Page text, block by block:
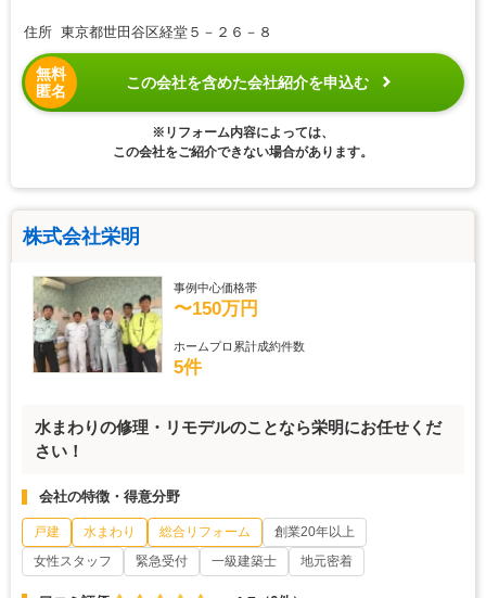
住所 東京都世田谷区経堂５－２６－８
無料
匿名
この会社を含めた会社紹介を申込む
※リフォーム内容によっては、
この会社をご紹介できない場合があります。
株式会社栄明
事例中心価格帯
〜150万円
ホームプロ累計成約件数
5件
水まわりの修理・リモデルのことなら栄明にお任せくだ
さい！
会社の特徴・得意分野
戸建 水まわり 総合リフォーム
創業20年以上
女性スタッフ
緊急受付 一級建築士 地元密着